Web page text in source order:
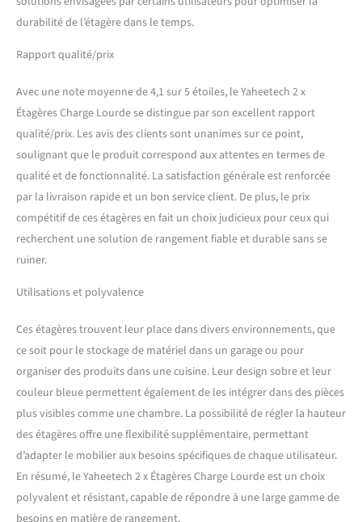
durabilité de l’étagère dans le temps.
Rapport qualité/prix
Avec une note moyenne de 4,1 sur 5 étoiles, le Yaheetech 2 x
Étagères Charge Lourde se distingue par son excellent rapport
qualité/prix. Les avis des clients sont unanimes sur ce point,
soulignant que le produit correspond aux attentes en termes de
qualité et de fonctionnalité. La satisfaction générale est renforcée
par la livraison rapide et un bon service client. De plus, le prix
compétitif de ces étagères en fait un choix judicieux pour ceux qui
recherchent une solution de rangement fiable et durable sans se
ruiner.
Utilisations et polyvalence
Ces étagères trouvent leur place dans divers environnements, que
ce soit pour le stockage de matériel dans un garage ou pour
organiser des produits dans une cuisine. Leur design sobre et leur
couleur bleue permettent également de les intégrer dans des pièces
plus visibles comme une chambre. La possibilité de régler la hauteur
des étagères offre une flexibilité supplémentaire, permettant
d’adapter le mobilier aux besoins spécifiques de chaque utilisateur.
En résumé, le Yaheetech 2 x Étagères Charge Lourde est un choix
polyvalent et résistant, capable de répondre à une large gamme de